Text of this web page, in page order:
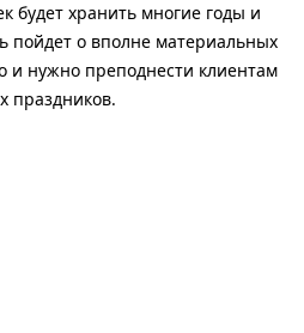
будет хранить многие годы и
пойдет о вполне материальных
и нужно преподнести клиентам
праздников.